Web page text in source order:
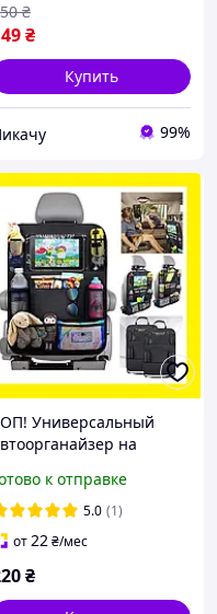
₴
₴
Купить
99%
Универсальный
на
защита в вашем авто
к отправке
5.0 (1)
от22₴/мес
₴